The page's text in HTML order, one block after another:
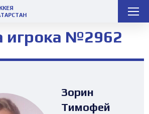
игрока №2962
Зорин
Тимофей